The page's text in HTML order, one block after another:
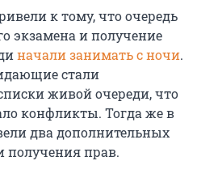
к тому, что очередь
экзамена и получение
начали занимать с ночи.
стали
живой очереди, что
конфликты. Тогда же в
два дополнительных
получения прав.